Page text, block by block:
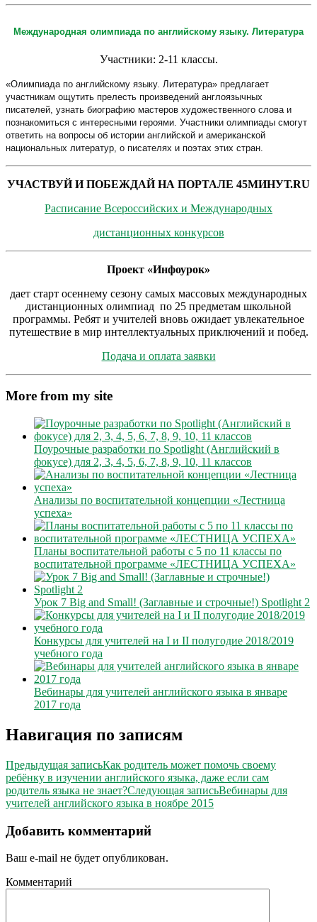
Международная олимпиада по английскому языку. Литература
Участники: 2-11 классы.
«Олимпиада по английскому языку. Литература» предлагает
участникам ощутить прелесть произведений англоязычных
писателей, узнать биографию мастеров художественного слова и
познакомиться с интересными героями. Участники олимпиады смогут
ответить на вопросы об истории английской и американской
национальных литератур, о писателях и поэтах этих стран.
УЧАСТВУЙ И ПОБЕЖДАЙ НА ПОРТАЛЕ 45МИНУТ.RU
Расписание Всероссийских и Международных
дистанционных конкурсов
Проект «Инфоурок»
дает старт осеннему сезону самых массовых международных
дистанционных олимпиад по 25 предметам школьной
программы. Ребят и учителей вновь ожидает увлекательное
путешествие в мир интеллектуальных приключений и побед.
Подача и оплата заявки
More from my site
Поурочные разработки по Spotlight (Английский в
фокусе) для 2, 3, 4, 5, 6, 7, 8, 9, 10, 11 классов
Анализы по воспитательной концепции «Лестница
успеха»
Планы воспитательной работы с 5 по 11 классы по
воспитательной программе «ЛЕСТНИЦА УСПЕХА»
Урок 7 Big and Small! (Заглавные и строчные!) Spotlight 2
Конкурсы для учителей на I и II полугодие 2018/2019
учебного года
Вебинары для учителей английского языка в январе
2017 года
Навигация по записям
Предыдущая записьКак родитель может помочь своему
ребёнку в изучении английского языка, даже если сам
родитель языка не знает?Следующая записьВебинары для
учителей английского языка в ноябре 2015
Добавить комментарий
Ваш e-mail не будет опубликован.
Комментарий